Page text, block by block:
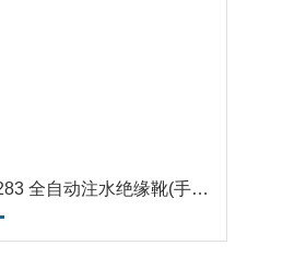
UHV-283 全自动注水绝缘靴(手套)耐压装置